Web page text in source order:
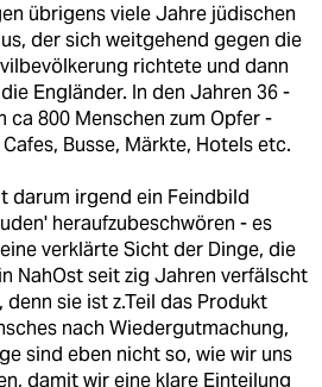
übrigens viele Jahre jüdischen
der sich weitgehend gegen die
richtete und dann
Engländer. In den Jahren 36 -
ca 800 Menschen zum Opfer -
Busse, Märkte, Hotels etc.
darum irgend ein Feindbild
heraufzubeschwören - es
verklärte Sicht der Dinge, die
NahOst seit zig Jahren verfälscht
denn sie ist z.Teil das Produkt
nach Wiedergutmachung,
sind eben nicht so, wie wir uns
damit wir eine klare Einteilung